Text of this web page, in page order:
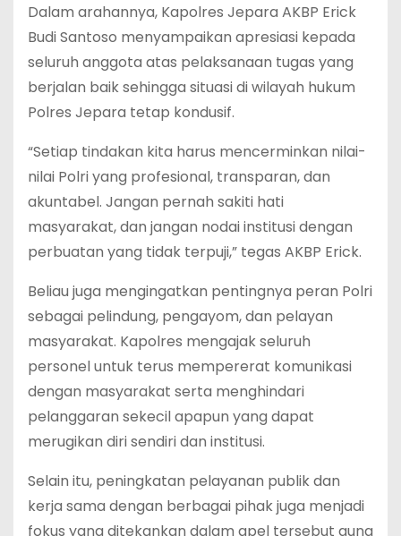
Dalam arahannya, Kapolres Jepara AKBP Erick
Budi Santoso menyampaikan apresiasi kepada
seluruh anggota atas pelaksanaan tugas yang
berjalan baik sehingga situasi di wilayah hukum
Polres Jepara tetap kondusif.
“Setiap tindakan kita harus mencerminkan nilai-
nilai Polri yang profesional, transparan, dan
akuntabel. Jangan pernah sakiti hati
masyarakat, dan jangan nodai institusi dengan
perbuatan yang tidak terpuji,” tegas AKBP Erick.
Beliau juga mengingatkan pentingnya peran Polri
sebagai pelindung, pengayom, dan pelayan
masyarakat. Kapolres mengajak seluruh
personel untuk terus mempererat komunikasi
dengan masyarakat serta menghindari
pelanggaran sekecil apapun yang dapat
merugikan diri sendiri dan institusi.
Selain itu, peningkatan pelayanan publik dan
kerja sama dengan berbagai pihak juga menjadi
fokus yang ditekankan dalam apel tersebut guna